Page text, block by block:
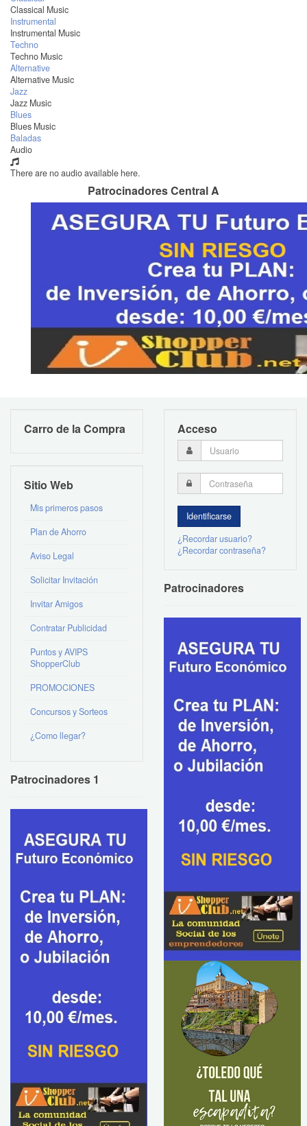
Classical Music
Instrumental
Instrumental Music
Techno
Techno Music
Alternative
Alternative Music
Jazz
Jazz Music
Blues
Blues Music
Baladas
Audio
There are no audio available here.
Patrocinadores Central A
Carro de la Compra
Sitio Web
Mis primeros pasos
Plan de Ahorro
Aviso Legal
Solicitar Invitación
Invitar Amigos
Contratar Publicidad
Puntos y AVIPS
ShopperClub
PROMOCIONES
Concursos y Sorteos
¿Como llegar?
Patrocinadores 1
Acceso
¿Recordar usuario?
¿Recordar contraseña?
Patrocinadores